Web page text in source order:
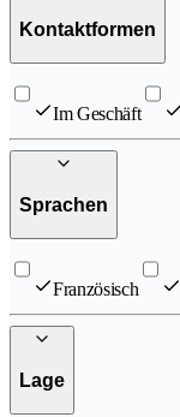
Kontaktformen
Im Geschäft
Sprachen
Französisch
Lage